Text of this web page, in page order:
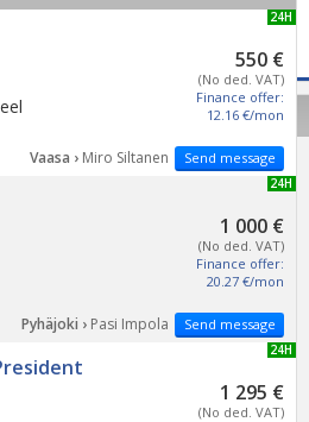
NEW 24H
550 €
(No ded. VAT)
Finance offer:
12.16 €/mon
Send message
Vaasa › Miro Siltanen
NEW 24H
1 000 €
(No ded. VAT)
Finance offer:
20.27 €/mon
Send message
Pyhäjoki › Pasi Impola
NEW 24H
1 295 €
(No ded. VAT)